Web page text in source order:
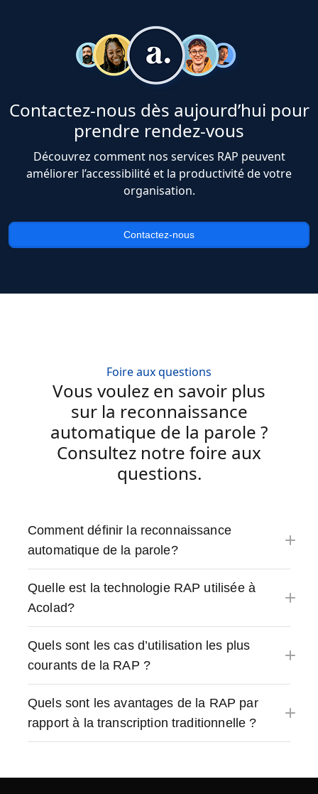
Contactez-nous dès aujourd’hui pour
prendre rendez-vous
Découvrez comment nos services RAP peuvent
améliorer l’accessibilité et la productivité de votre
organisation.
Contactez-nous
Foire aux questions
Vous voulez en savoir plus
sur la reconnaissance
automatique de la parole ?
Consultez notre foire aux
questions.
Comment définir la reconnaissance
automatique de la parole?
Quelle est la technologie RAP utilisée à
Acolad?
Quels sont les cas d’utilisation les plus
courants de la RAP ?
Quels sont les avantages de la RAP par
rapport à la transcription traditionnelle ?